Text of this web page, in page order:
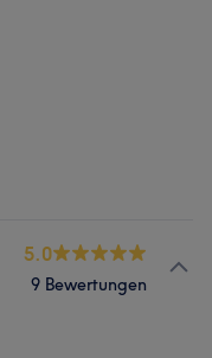
5.0
9 Bewertungen